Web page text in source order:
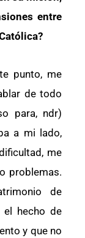
entre
punto, me
de todo
para, ndr)
a mi lado,
me
problemas.
de
el hecho de
y que no